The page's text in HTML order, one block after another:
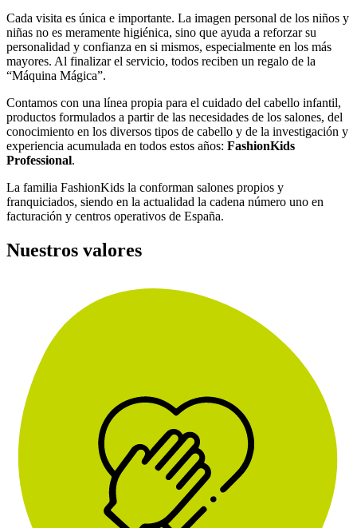
Cada visita es única e importante. La imagen personal de los niños y
niñas no es meramente higiénica, sino que ayuda a reforzar su
personalidad y confianza en si mismos, especialmente en los más
mayores. Al finalizar el servicio, todos reciben un regalo de la
“Máquina Mágica”.
Contamos con una línea propia para el cuidado del cabello infantil,
productos formulados a partir de las necesidades de los salones, del
conocimiento en los diversos tipos de cabello y de la investigación y
experiencia acumulada en todos estos años: FashionKids
Professional.
La familia FashionKids la conforman salones propios y
franquiciados, siendo en la actualidad la cadena número uno en
facturación y centros operativos de España.
Nuestros valores